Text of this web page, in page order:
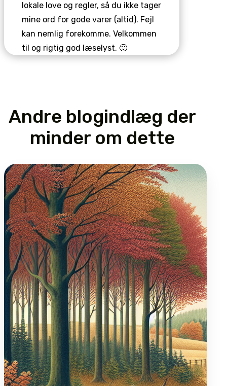
lokale love og regler, så du ikke tager
mine ord for gode varer (altid). Fejl
kan nemlig forekomme. Velkommen
til og rigtig god læselyst. 🙂
Andre blogindlæg der
minder om dette